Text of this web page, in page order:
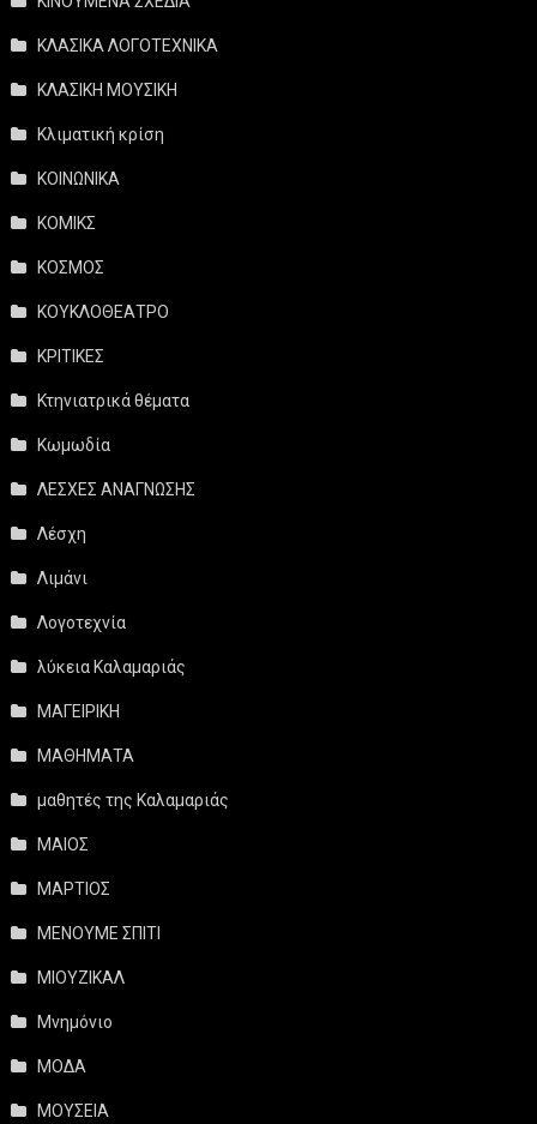
ΚΛΑΣΙΚΑ ΛΟΓΟΤΕΧΝΙΚΑ
ΚΛΑΣΙΚΗ ΜΟΥΣΙΚΗ
Κλιματική κρίση
ΚΟΙΝΩΝΙΚΑ
ΚΟΜΙΚΣ
ΚΟΣΜΟΣ
ΚΟΥΚΛΟΘΕΑΤΡΟ
ΚΡΙΤΙΚΕΣ
Κτηνιατρικά θέματα
Κωμωδία
ΛΕΣΧΕΣ ΑΝΑΓΝΩΣΗΣ
Λέσχη
Λιμάνι
Λογοτεχνία
λύκεια Καλαμαριάς
ΜΑΓΕΙΡΙΚΗ
ΜΑΘΗΜΑΤΑ
μαθητές της Καλαμαριάς
ΜΑΙΟΣ
ΜΑΡΤΙΟΣ
ΜΕΝΟΥΜΕ ΣΠΙΤΙ
ΜΙΟΥΖΙΚΑΛ
Μνημόνιο
ΜΟΔΑ
ΜΟΥΣΕΙΑ